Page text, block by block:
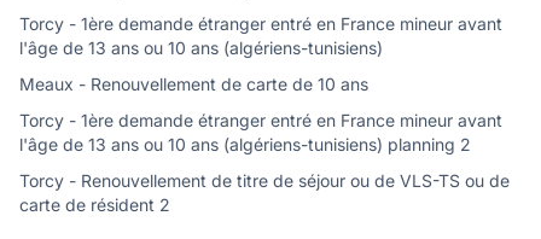
Torcy - 1ère demande étranger entré en France mineur avant
l'âge de 13 ans ou 10 ans (algériens-tunisiens)
Meaux - Renouvellement de carte de 10 ans
Torcy - 1ère demande étranger entré en France mineur avant
l'âge de 13 ans ou 10 ans (algériens-tunisiens) planning 2
Torcy - Renouvellement de titre de séjour ou de VLS-TS ou de
carte de résident 2